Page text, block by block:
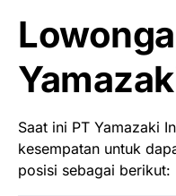
Saat ini PT Yamazaki
kesempatan untuk
posisi sebagai berikut: